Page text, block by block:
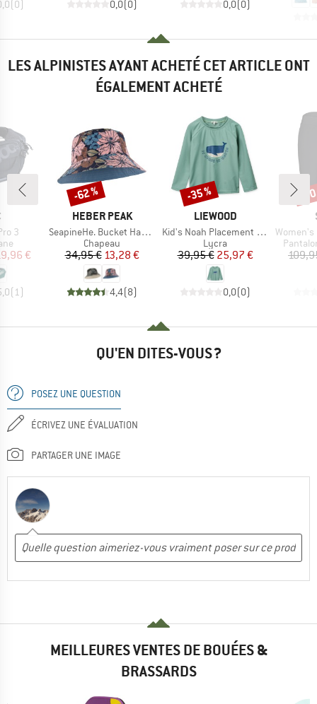
(0) 0,0(0) 0,0(0)
LES ALPINISTES AYANT ACHETÉ CET ARTICLE ONT
ÉGALEMENT ACHETÉ
3
réduit
€
(1)
MARQUE
HEBER PEAK
Article
SeapineHe. Bucket Hat Reversible
Product group
Chapeau
Prix
34,95 €Prix réduit
13,28 €
4,4(8)
Remise
-62 %
MARQUE
LIEWOOD
Article
Kid's Noah Placement Longsleeve Swim Tee
Product group
Lycra
Prix
39,95 €Prix réduit
25,97 €
0,0(0)
Remise
-35 %
Article
Women's
-
QU'EN DITES-VOUS ?
POSEZ UNE QUESTION
ÉCRIVEZ UNE ÉVALUATION
PARTAGER UNE IMAGE
MEILLEURES VENTES DE BOUÉES &
BRASSARDS